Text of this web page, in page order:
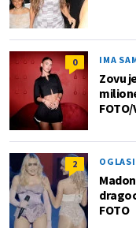
0 IMA
Zovu
FOTO/
2
FOTO